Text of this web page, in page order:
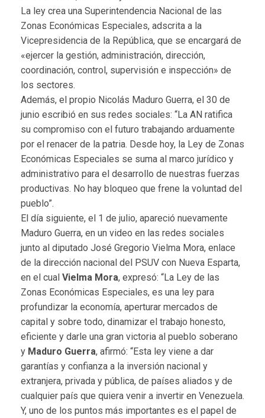
La ley crea una Superintendencia Nacional de las
Zonas Económicas Especiales, adscrita a la
Vicepresidencia de la República, que se encargará de
«ejercer la gestión, administración, dirección,
coordinación, control, supervisión e inspección» de
los sectores.
Además, el propio Nicolás Maduro Guerra, el 30 de
junio escribió en sus redes sociales: “La AN ratifica
su compromiso con el futuro trabajando arduamente
por el renacer de la patria. Desde hoy, la Ley de Zonas
Económicas Especiales se suma al marco jurídico y
administrativo para el desarrollo de nuestras fuerzas
productivas. No hay bloqueo que frene la voluntad del
pueblo”.
El día siguiente, el 1 de julio, apareció nuevamente
Maduro Guerra, en un video en las redes sociales
junto al diputado José Gregorio Vielma Mora, enlace
de la dirección nacional del PSUV con Nueva Esparta,
en el cual Vielma Mora, expresó: “La Ley de las
Zonas Económicas Especiales, es una ley para
profundizar la economía, aperturar mercados de
capital y sobre todo, dinamizar el trabajo honesto,
eficiente y darle una gran victoria al pueblo soberano
y Maduro Guerra, afirmó: “Esta ley viene a dar
garantías y confianza a la inversión nacional y
extranjera, privada y pública, de países aliados y de
cualquier país que quiera venir a invertir en Venezuela.
Y, uno de los puntos más importantes es el papel de